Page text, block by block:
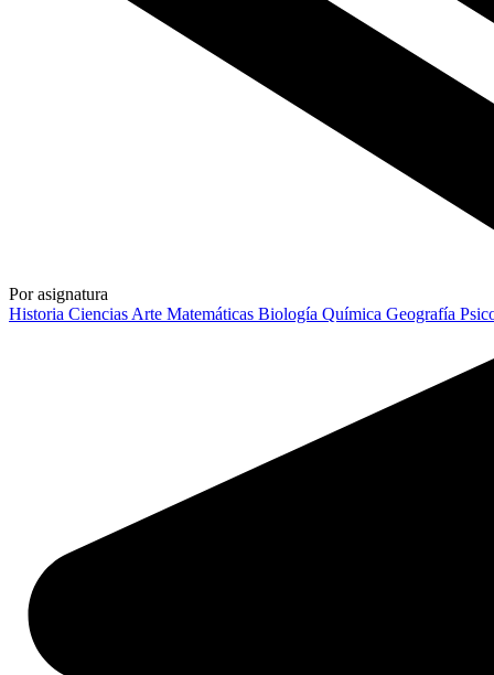
Por asignatura
Historia Ciencias Arte Matemáticas Biología Química Geografía